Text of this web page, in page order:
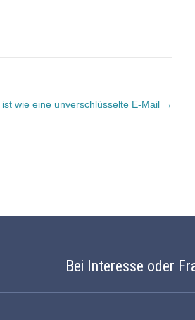
ist wie eine unverschlüsselte E-Mail →
Bei Interesse oder